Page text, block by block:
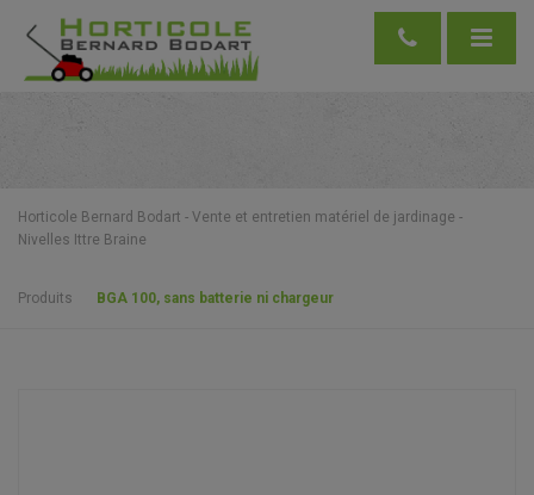
Horticole Bernard Bodart - Vente et entretien matériel de jardinage -
Nivelles Ittre Braine
Produits BGA 100, sans batterie ni chargeur